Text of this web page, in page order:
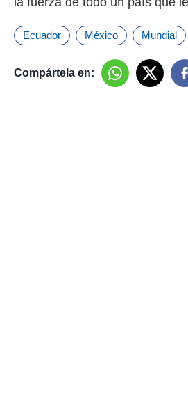
Ecuador México Mundial
Compártela en: